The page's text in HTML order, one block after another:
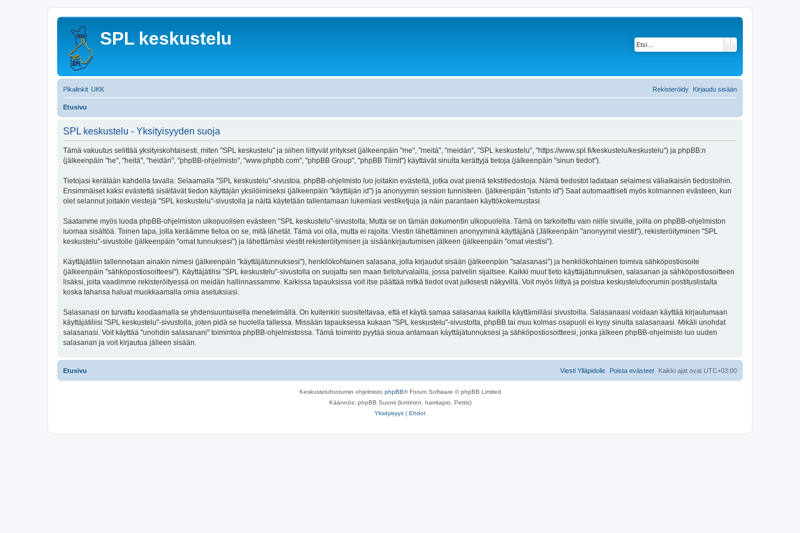
SPL keskustelu
Pikalinkit UKK Kirjaudu sisään
Rekisteröidy
Etusivu
SPL keskustelu - Yksityisyyden suoja
Tämä vakuutus selittää yksityiskohtaisesti, miten "SPL keskustelu" ja siihen liittyvät yritykset (jälkeenpäin "me", "meitä", "meidän", "SPL keskustelu", "https://www.spl.fi/keskustelu/keskustelu") ja phpBB:n
(jälkeenpäin "he", "heitä", "heidän", "phpBB-ohjelmisto", "www.phpbb.com", "phpBB Group", "phpBB Tiimit") käyttävät sinulta kerättyjä tietoja (jälkeenpäin "sinun tiedot").
Tietojasi kerätään kahdella tavalla: Selaamalla "SPL keskustelu"-sivustoa. phpBB-ohjelmisto luo joitakin evästeitä, jotka ovat pieniä tekstitiedostoja. Nämä tiedostot ladataan selaimesi väliaikaisiin tiedostoihin.
Ensimmäiset kaksi evästettä sisältävät tiedon käyttäjän yksilöimiseksi (jälkeenpäin "käyttäjän id") ja anonyymin session tunnisteen. (jälkeenpäin "istunto id") Saat automaattiseti myös kolmannen evästeen, kun
olet selannut joitakin viestejä "SPL keskustelu"-sivustolla ja näitä käytetään tallentamaan lukemiasi vestiketjuja ja näin parantaen käyttökokemustasi.
Saatamme myös luoda phpBB-ohjelmiston ulkopuolisen evästeen "SPL keskustelu"-sivustolta, Mutta se on tämän dokumentin ulkopuolella. Tämä on tarkoitettu vain niille sivuille, joilla on phpBB-ohjelmiston
luomaa sisältöä. Toinen tapa, jolla keräämme tietoa on se, mitä lähetät. Tämä voi olla, mutta ei rajoita: Viestin lähettäminen anonyyminä käyttäjänä (Jälkeenpäin "anonyymit viestit"), rekisteröityminen "SPL
keskustelu"-sivustolle (jälkeenpäin "omat tunnuksesi") ja lähettämäsi viestit rekisteröitymisen ja sisäänkirjautumisen jälkeen (jälkeenpäin "omat viestisi").
Käyttäjätiliin tallennetaan ainakin nimesi (jälkeenpäin "käyttäjätunnuksesi"), henkilökohtainen salasana, jolla kirjaudut sisään (jälkeenpäin "salasanasi") ja henkilökohtainen toimiva sähköpostiosoite
(jälkeenpäin "sähköpostiosoitteesi"). Käyttäjätilisi "SPL keskustelu"-sivustolla on suojattu sen maan tietoturvalailla, jossa palvelin sijaitsee. Kaikki muut tieto käyttäjätunnuksen, salasanan ja sähköpostiosoitteen
lisäksi, joita vaadimme rekisteröityessä on meidän hallinnassamme. Kaikissa tapauksissa voit itse päättää mitkä tiedot ovat julkisesti näkyvillä. Voit myös liittyä ja poistua keskustelufoorumin postituslistalta
koska tahansa haluat muokkaamalla omia asetuksiasi.
Salasanasi on turvattu koodaamalla se yhdensuuntaisella menetelmällä. On kuitenkin suositeltavaa, että et käytä samaa salasanaa kaikilla käyttämilläsi sivustoilla. Salasanaasi voidaan käyttää kirjautumaan
käyttäjätiliisi "SPL keskustelu"-sivustolla, joten pidä se huolella tallessa. Missään tapauksessa kukaan "SPL keskustelu"-sivustolta, phpBB tai muu kolmas osapuoli ei kysy sinulta salasanaasi. Mikäli unohdat
salasanasi. Voit käyttää "unohdin salasanani" toimintoa phpBB-ohjelmistossa. Tämä toiminto pyytää sinua antamaan käyttäjätunnuksesi ja sähköpostiosoitteesi, jonka jälkeen phpBB-ohjelmisto luo uuden
salasanan ja voit kirjautua jälleen sisään.
Etusivu Kaikki ajat ovat UTC+03:00
Poista evästeet
Viesti Ylläpidolle
Keskustelufoorumin ohjelmisto phpBB® Forum Software © phpBB Limited
Käännös: phpBB Suomi (lurttinen, harritapio, Pettis)
Yksityisyys | Ehdot